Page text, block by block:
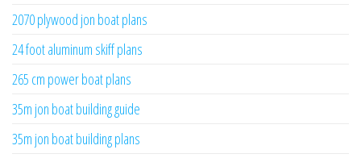
2070 plywood jon boat plans
24 foot aluminum skiff plans
265 cm power boat plans
35m jon boat building guide
35m jon boat building plans